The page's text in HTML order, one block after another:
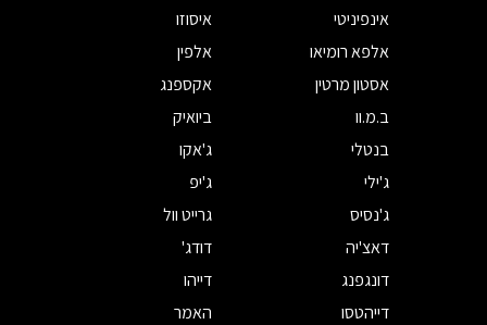
אינפיניטי
איסוזו
אלפא רומיאו
אלפין
אסטון מרטין
אקספנג
ב.מ.וו
ביואיק
בנטלי
ג'אקו
ג'ילי
ג'יפ
ג'נסיס
גרייט וול
דאצ'יה
דודג'
דונגפנג
דייהו
דייהטסו
האמר